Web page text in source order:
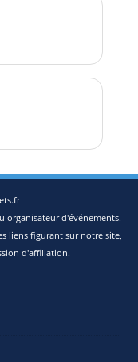
organisateur d'événements.
liens figurant sur notre site,
d'affiliation.